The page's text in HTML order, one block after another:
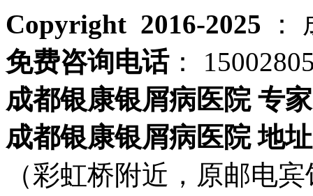
Copyright 2016-2025
：
免费咨询电话：
成都银康银屑病医院 专
成都银康银屑病医院 地址
（彩虹桥附近，原邮电